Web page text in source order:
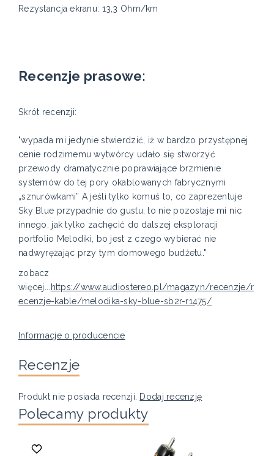
Rezystancja ekranu: 13,3 Ohm/km
Recenzje prasowe:
Skrót recenzji:
"wypada mi jedynie stwierdzić, iż w bardzo przystępnej
cenie rodzimemu wytwórcy udało się stworzyć
przewody dramatycznie poprawiające brzmienie
systemów do tej pory okablowanych fabrycznymi
„sznurówkami” A jeśli tylko komuś to, co zaprezentuje
Sky Blue przypadnie do gustu, to nie pozostaje mi nic
innego, jak tylko zachęcić do dalszej eksploracji
portfolio Melodiki, bo jest z czego wybierać nie
nadwyrężając przy tym domowego budżetu."
zobacz
więcej...
https://www.audiostereo.pl/magazyn/recenzje/r
ecenzje-kable/melodika-sky-blue-sb2r-r1475/
Informacje o producencie
Recenzje
Produkt nie posiada recenzji. Dodaj recenzję
Polecamy produkty